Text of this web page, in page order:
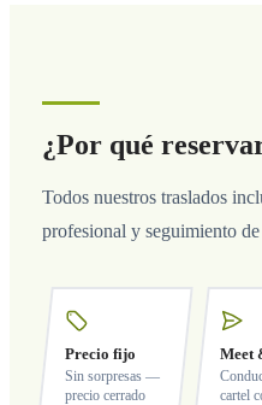
¿Por qué
Todos nuestros traslados
profesional y seguimiento
Precio fijo
Sin sorpresas —
precio cerrado
Meet
cartel